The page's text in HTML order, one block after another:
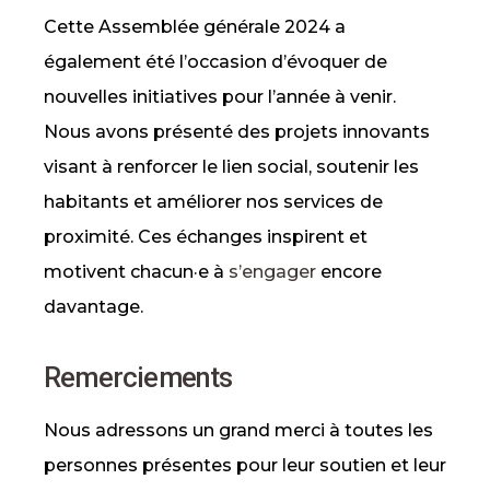
Cette Assemblée générale 2024 a
également été l’occasion d’évoquer de
nouvelles initiatives pour l’année à venir.
Nous avons présenté des projets innovants
visant à renforcer le lien social, soutenir les
habitants et améliorer nos services de
proximité. Ces échanges inspirent et
motivent chacun·e à s’engager encore
davantage.
Remerciements
Nous adressons un grand merci à toutes les
personnes présentes pour leur soutien et leur